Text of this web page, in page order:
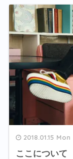
2018.01.15 Mon
ここについて